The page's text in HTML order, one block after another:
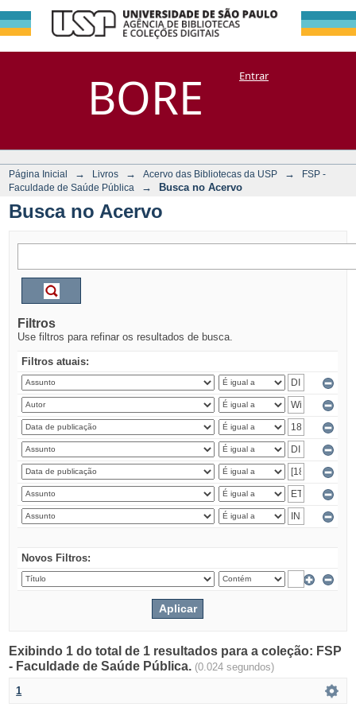
BORE
Busca no Acervo
DSpace/Manakin + CoriscoEntrar
Página Inicial → Livros → Acervo das Bibliotecas da USP →
FSP -
Faculdade de Saúde Pública
→ Busca no Acervo
Busca no Acervo
Filtros
Use filtros para refinar os resultados de busca.
Filtros atuais:
Novos Filtros:
Exibindo 1 do total de 1 resultados para a coleção: FSP
- Faculdade de Saúde Pública. (0.024 segundos)
1